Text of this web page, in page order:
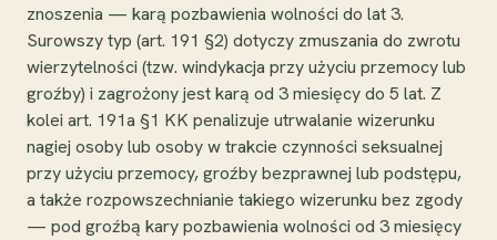
znoszenia — karą pozbawienia wolności do lat 3.
Surowszy typ (art. 191 §2) dotyczy zmuszania do zwrotu
wierzytelności (tzw. windykacja przy użyciu przemocy lub
groźby) i zagrożony jest karą od 3 miesięcy do 5 lat. Z
kolei art. 191a §1 KK penalizuje utrwalanie wizerunku
nagiej osoby lub osoby w trakcie czynności seksualnej
przy użyciu przemocy, groźby bezprawnej lub podstępu,
a także rozpowszechnianie takiego wizerunku bez zgody
— pod groźbą kary pozbawienia wolności od 3 miesięcy